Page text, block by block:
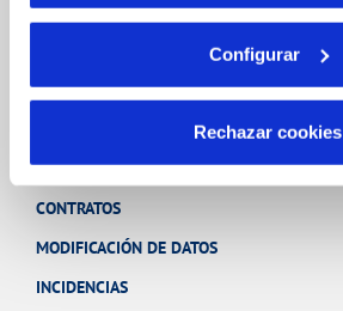
Configurar
Rechazar cookies
Gestiones Online
FACTURAS, PAGOS Y CONSUMOS
CONTRATOS
MODIFICACIÓN DE DATOS
INCIDENCIAS